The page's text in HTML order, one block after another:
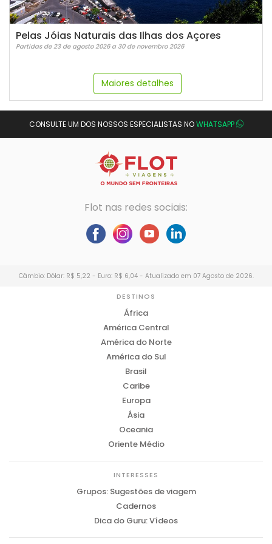
Pelas Jóias Naturais das Ilhas dos Açores
Partidas de 23 de agosto 2026 a 30 de novembro 2026
Maiores detalhes
CONSULTE UM DOS NOSSOS ESPECIALISTAS NOWHATSAPP
Flot nas redes sociais:
Câmbio: Dólar: R$ 5,22 - Euro: R$ 6,04 - Atualizado em 07 Agosto de 2026.
DESTINOS
África
América Central
América do Norte
América do Sul
Brasil
Caribe
Europa
Ásia
Oceania
Oriente Médio
INTERESSES
Grupos: Sugestões de viagem
Cadernos
Dica do Guru: Vídeos